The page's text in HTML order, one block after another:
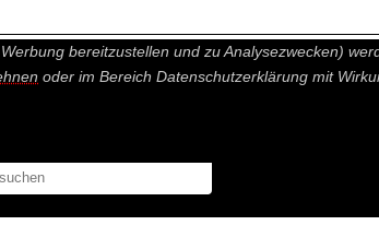
nicht notwendige Cookies und Statistik
bereitzustellen und zu Analysezwecken)
oder im Bereich Datenschutzerklärung mit